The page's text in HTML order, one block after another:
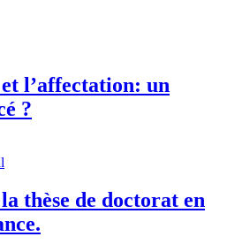
l’affectation: un
?
thèse de doctorat en